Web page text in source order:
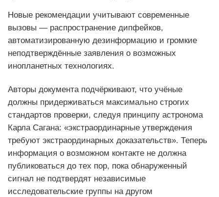
Новые рекомендации учитывают современные
вызовы — распространение дипфейков,
автоматизированную дезинформацию и громкие
неподтверждённые заявления о возможных
инопланетных технологиях.
Авторы документа подчёркивают, что учёные
должны придерживаться максимально строгих
стандартов проверки, следуя принципу астронома
Карла Сагана: «экстраординарные утверждения
требуют экстраординарных доказательств». Теперь
информация о возможном контакте не должна
публиковаться до тех пор, пока обнаруженный
сигнал не подтвердят независимые
исследовательские группы на другом